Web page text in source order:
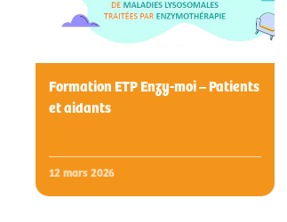
Formation ETP Enzy-moi – Patients
et aidants
12 mars 2026